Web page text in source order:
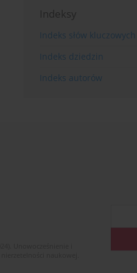
Indeksy
Indeks słów kluczowych
Indeks dziedzin
Indeks autorów